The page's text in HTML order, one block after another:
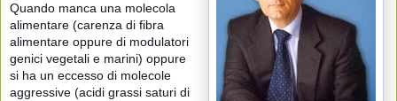
Quando manca una molecola
alimentare (carenza di fibra
alimentare oppure di modulatori
genici vegetali e marini) oppure
si ha un eccesso di molecole
aggressive (acidi grassi saturi di